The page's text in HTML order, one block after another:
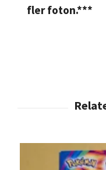
fler foton.***